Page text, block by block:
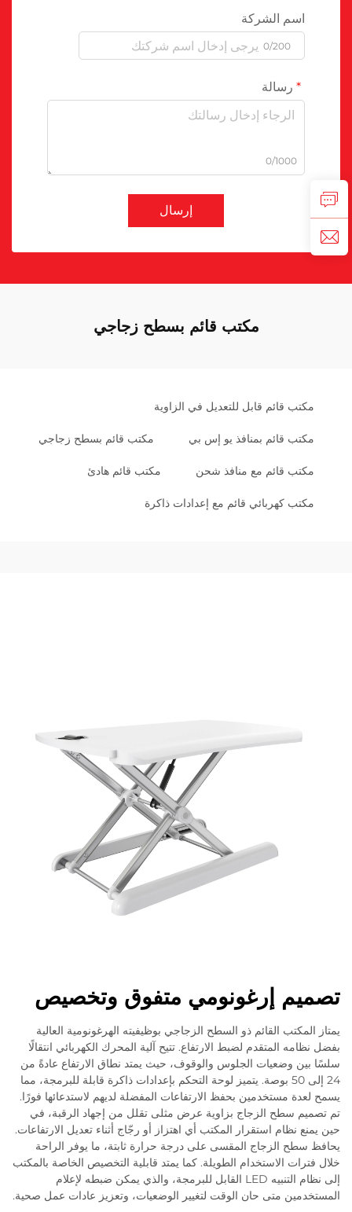
اسم الشركة
0/200
رسالة
0/1000
إرسال
مكتب قائم بسطح زجاجي
مكتب قائم قابل للتعديل في الزاوية
مكتب قائم بمنافذ يو إس بي مكتب قائم بسطح زجاجي
مكتب قائم مع منافذ شحن مكتب قائم هادئ
مكتب كهربائي قائم مع إعدادات ذاكرة
تصميم إرغونومي متفوق وتخصيص
يمتاز المكتب القائم ذو السطح الزجاجي بوظيفيته الهرغونومية العالية
بفضل نظامه المتقدم لضبط الارتفاع. تتيح آلية المحرك الكهربائي انتقالًا
سلسًا بين وضعيات الجلوس والوقوف، حيث يمتد نطاق الارتفاع عادةً من
24 إلى 50 بوصة. يتميز لوحة التحكم بإعدادات ذاكرة قابلة للبرمجة، مما
يسمح لعدة مستخدمين بحفظ الارتفاعات المفضلة لديهم لاستدعائها فورًا.
تم تصميم سطح الزجاج بزاوية عرض مثلى تقلل من إجهاد الرقبة، في
حين يمنع نظام استقرار المكتب أي اهتزاز أو رجّاج أثناء تعديل الارتفاعات.
يحافظ سطح الزجاج المقسى على درجة حرارة ثابتة، ما يوفر الراحة
خلال فترات الاستخدام الطويلة. كما يمتد قابلية التخصيص الخاصة بالمكتب
إلى نظام التنبيه LED القابل للبرمجة، والذي يمكن ضبطه لإعلام
المستخدمين متى حان الوقت لتغيير الوضعيات، وتعزيز عادات عمل صحية.